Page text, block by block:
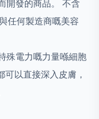
開發的商品。 不含
任何製造商嘅美容
殊電力嘅力量喺細胞
以直接深入皮膚，